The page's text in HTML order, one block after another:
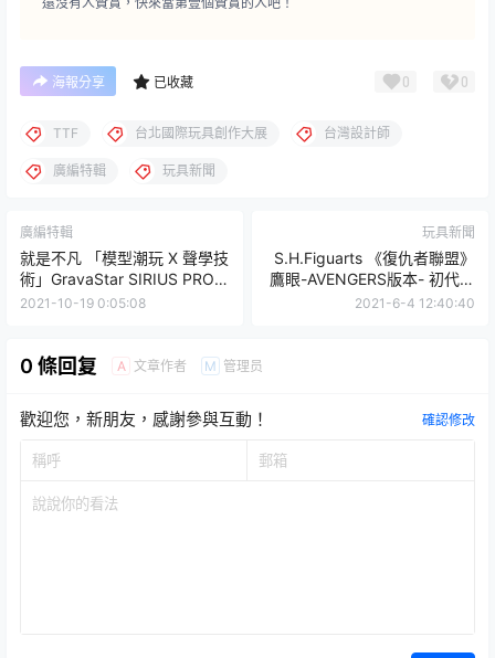
海報分享 已收藏 0 0
TTF 台北國際玩具創作大展 台灣設計師
廣編特輯 玩具新聞
廣編特輯
就是不凡 「模型潮玩 X 聲學技
術」GravaStar SIRIUS PRO
無線耳機
2021-10-19 0:05:08
玩具新聞
S.H.Figuarts 《復仇者聯盟》
鷹眼-AVENGERS版本- 初代復
仇者全員到齊！
2021-6-4 12:40:40
0 條回复 A 文章作者 M 管理员
歡迎您，新朋友，感謝參與互動！ 確認修改